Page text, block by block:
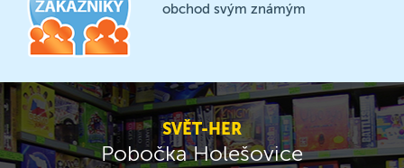
obchod svým známým
SVĚT-HER
Pobočka Holešovice